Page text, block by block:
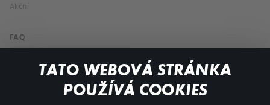
TATO WEBOVÁ STRÁNKA
POUŽÍVÁ COOKIES
Akční
FAQ
Můj účet
Důležité odkazy